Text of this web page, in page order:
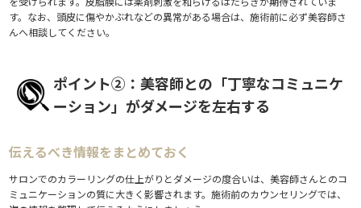
す。なお、頭皮に傷やかぶれなどの異常がある場合は、施術前に必ず美容師さ
んへ相談してください。
ポイント②：美容師との「丁寧なコミュニケ
ーション」がダメージを左右する
伝えるべき情報をまとめておく
サロンでのカラーリングの仕上がりとダメージの度合いは、美容師さんとのコ
ミュニケーションの質に大きく影響されます。施術前のカウンセリングでは、